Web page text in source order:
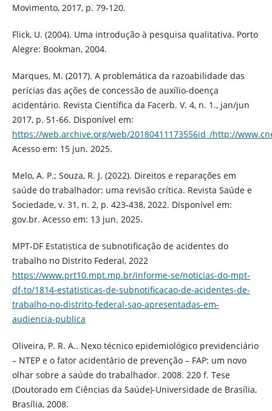
Movimento, 2017, p. 79-120.
Flick, U. (2004). Uma introdução à pesquisa qualitativa. Porto
Alegre: Bookman, 2004.
Marques, M. (2017). A problemática da razoabilidade das
perícias das ações de concessão de auxílio-doença
acidentário. Revista Científica da Facerb. V. 4, n. 1., jan/jun
2017, p. 51-66. Disponível em:
https://web.archive.org/web/20180411173556id_/http://
Acesso em: 15 jun. 2025.
Melo, A. P.; Souza, R. J. (2022). Direitos e reparações em
saúde do trabalhador: uma revisão crítica. Revista Saúde e
Sociedade, v. 31, n. 2, p. 423-438, 2022. Disponível em:
gov.br. Acesso em: 13 jun. 2025.
MPT-DF Estatistica de subnotificação de acidentes do
trabalho no Distrito Federal, 2022
https://www.prt10.mpt.mp.br/informe-se/noticias-do-mpt-
df-to/1814-estatisticas-de-subnotificacao-de-acidentes-de-
trabalho-no-distrito-federal-sao-apresentadas-em-
audiencia-publica
Oliveira, P. R. A.. Nexo técnico epidemiológico previdenciário
– NTEP e o fator acidentário de prevenção – FAP: um novo
olhar sobre a saúde do trabalhador. 2008. 220 f. Tese
(Doutorado em Ciências da Saúde)-Universidade de Brasília,
Brasília, 2008.